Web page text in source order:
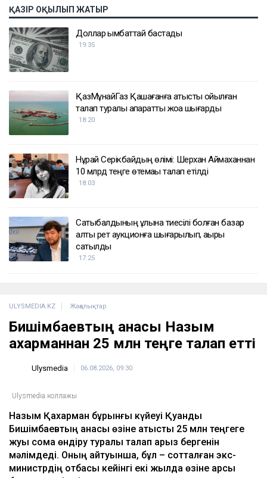
ҚАЗІР ОҚЫЛЫП ЖАТЫР
Доллар қымбаттай бастады
19:35
ҚазМұнайГаз Қашағанға қатысты қойылған
талап туралы ақпаратты жоққа шығарды
18:20
Нұрай Серікбайдың өлімі: Шерхан Аймаханнан
10 млрд теңге өтемақы талап етілді
18:03
Сатыбалдының ұлына тиесілі болған базар
алты рет аукционға шығарылып, ақыры
сатылды
17:25
ULYSMEDIA.KZ Жаңалықтар
Бишімбаевтың анасы Назым
Қахарманнан 25 млн теңге талап етті
Ulysmedia 06.08.2026, 09:30
Ulysmedia коллажы
Назым Қахарман бұрынғы күйеуі Қуандық
Бишімбаевтың анасы өзіне қатысты 25 млн теңгеге
жуық сома өндіру туралы талап арыз бергенін
мәлімдеді. Оның айтуынша, бұл – сотталған экс-
министрдің отбасы кейінгі екі жылда өзіне қарсы